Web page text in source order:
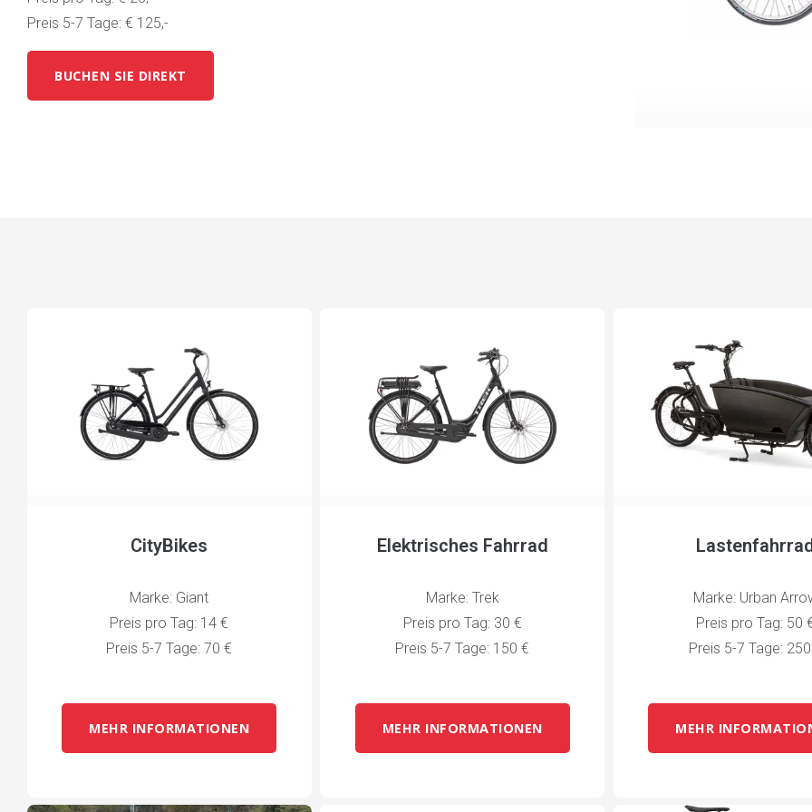
Preis 5-7 Tage: € 125,-
BUCHEN SIE DIREKT
CityBikes
Marke: Giant
Preis pro Tag: 14 €
Preis 5-7 Tage: 70 €
MEHR INFORMATIONEN
Elektrisches Fahrrad
Marke: Trek
Preis pro Tag: 30 €
Preis 5-7 Tage: 150 €
MEHR INFORMATIONEN
Marke: Urban
Preis pro Tag: 50
Preis 5-7 Tage:
MEHR